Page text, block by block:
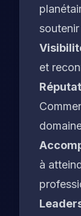
soutenir
et
à